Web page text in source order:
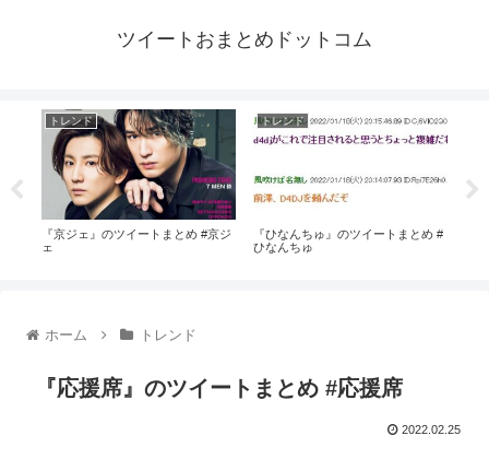
ツイートおまとめドットコム
トレンド
『京ジェ』のツイートまとめ #京ジ
ェ
トレンド
『ひなんちゅ』のツイートまとめ #
ひなんちゅ
ホーム トレンド
『応援席』のツイートまとめ #応援席
2022.02.25